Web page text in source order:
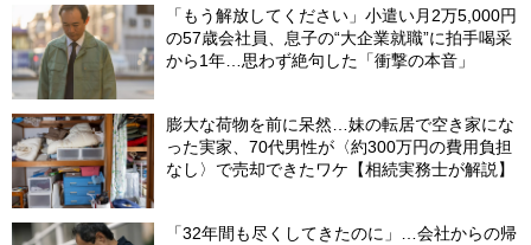
「もう解放してください」小遣い月2万5,000円
の57歳会社員、息子の“大企業就職”に拍手喝采
から1年…思わず絶句した「衝撃の本音」
膨大な荷物を前に呆然…妹の転居で空き家にな
った実家、70代男性が〈約300万円の費用負担
なし〉で売却できたワケ【相続実務士が解説】
「32年間も尽くしてきたのに」…会社からの帰